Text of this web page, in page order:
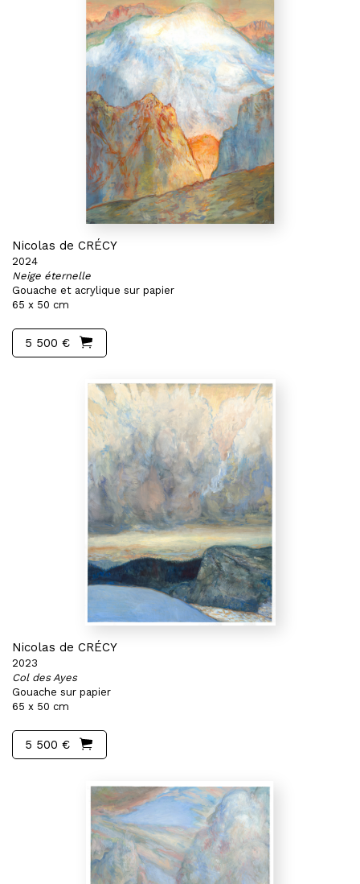
Nicolas de CRÉCY
2024
Neige éternelle
Gouache et acrylique sur papier
65 x 50 cm
5 500 €
Nicolas de CRÉCY
2023
Col des Ayes
Gouache sur papier
65 x 50 cm
5 500 €